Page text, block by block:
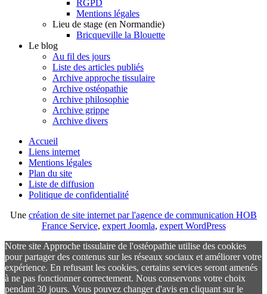
RGPD
Mentions légales
Lieu de stage (en Normandie)
Bricqueville la Blouette
Le blog
Au fil des jours
Liste des articles publiés
Archive approche tissulaire
Archive ostéopathie
Archive philosophie
Archive grippe
Archive divers
Accueil
Liens internet
Mentions légales
Plan du site
Liste de diffusion
Politique de confidentialité
Une création de site internet par l'agence de communication HOB
France Service, expert Joomla, expert WordPress
Notre site Approche tissulaire de l'ostéopathie utilise des cookies
pour partager des contenus sur les réseaux sociaux et améliorer votre
expérience. En refusant les cookies, certains services seront amenés
à ne pas fonctionner correctement. Nous conservons votre choix
pendant 30 jours. Vous pouvez changer d'avis en cliquant sur le